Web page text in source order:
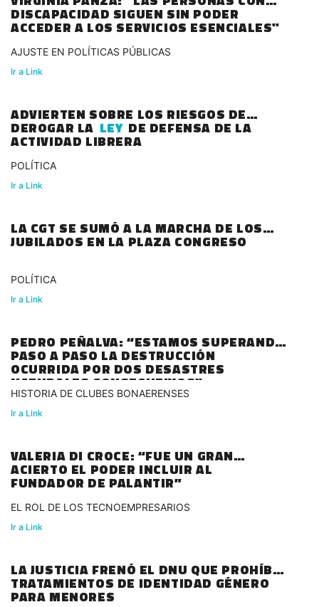
DISCAPACIDAD SIGUEN SIN PODER
ACCEDER A LOS SERVICIOS ESENCIALES"
AJUSTE EN POLÍTICAS PÚBLICAS
Ir a Link
ADVIERTEN SOBRE LOS RIESGOS DE
DEROGAR LA LEY DE DEFENSA DE LA
ACTIVIDAD LIBRERA
POLÍTICA
Ir a Link
LA CGT SE SUMÓ A LA MARCHA DE LOS
JUBILADOS EN LA PLAZA CONGRESO
POLÍTICA
Ir a Link
PEDRO PEÑALVA: “ESTAMOS SUPERANDO
PASO A PASO LA DESTRUCCIÓN
OCURRIDA POR DOS DESASTRES
NATURALES CONSECUTIVOS”
HISTORIA DE CLUBES BONAERENSES
Ir a Link
VALERIA DI CROCE: “FUE UN GRAN
ACIERTO EL PODER INCLUIR AL
FUNDADOR DE PALANTIR”
EL ROL DE LOS TECNOEMPRESARIOS
Ir a Link
LA JUSTICIA FRENÓ EL DNU QUE PROHÍBE
TRATAMIENTOS DE IDENTIDAD GÉNERO
PARA MENORES